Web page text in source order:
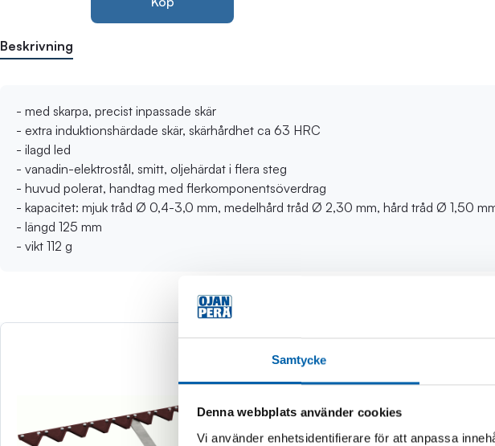
Samtycke
Denna webbplats använder cookies
Vi använder enhetsidentifierare för att anpassa
Beskrivning
- med skarpa, precist inpassade skär
- extra induktionshärdade skär, skärhårdhet ca 63 HRC
- ilagd led
- vanadin-elektrostål, smitt, oljehärdat i flera steg
- huvud polerat, handtag med flerkomponentsöverdrag
- kapacitet: mjuk tråd Ø 0,4-3,0 mm, medelhård tråd Ø 2,30 mm, hård tråd Ø 1,50
- längd 125 mm
- vikt 112 g